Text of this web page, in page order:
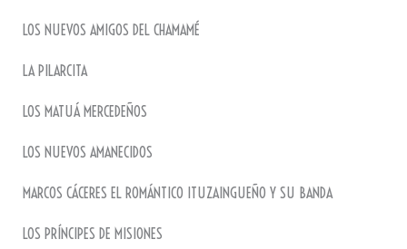
LOS NUEVOS AMIGOS DEL CHAMAMÉ
LA PILARCITA
LOS MATUÁ MERCEDEÑOS
LOS NUEVOS AMANECIDOS
MARCOS CÁCERES EL ROMÁNTICO ITUZAINGUEÑO Y SU BANDA
LOS PRÍNCIPES DE MISIONES